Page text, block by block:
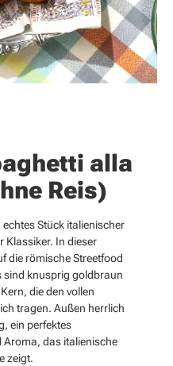
alla
Reis)
Stück italienischer
Klassiker. In dieser
die römische Streetfood
sind knusprig goldbraun
die den vollen
tragen. Außen herrlich
ein perfektes
Aroma, das italienische
zeigt.